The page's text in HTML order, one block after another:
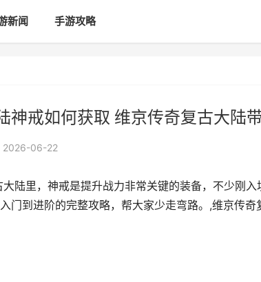
新闻 手游攻略
神戒如何获取 维京传奇复古大陆
2026-06-22
陆里，神戒是提升战力非常关键的装备，不少刚
门到进阶的完整攻略，帮大家少走弯路。,维京传